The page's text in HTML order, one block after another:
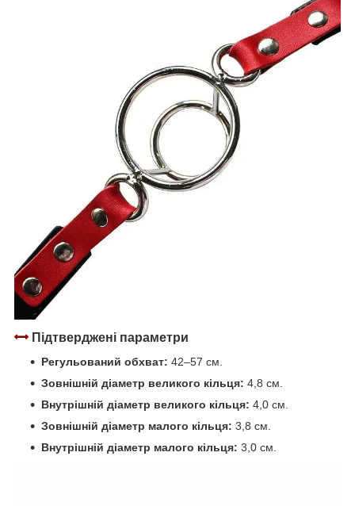
Підтверджені параметри
Регульований обхват: 42–57 см.
Зовнішній діаметр великого кільця: 4,8 см.
Внутрішній діаметр великого кільця: 4,0 см.
Зовнішній діаметр малого кільця: 3,8 см.
Внутрішній діаметр малого кільця: 3,0 см.